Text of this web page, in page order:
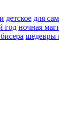
детское для
год ночная
шедевры